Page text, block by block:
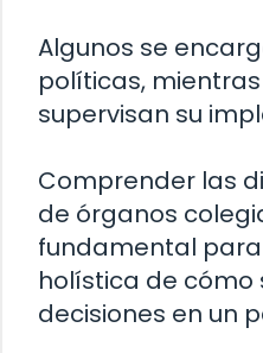
Algunos se
políticas,
supervisan su
Comprender las
de órganos
fundamental
holística de cómo
decisiones en un